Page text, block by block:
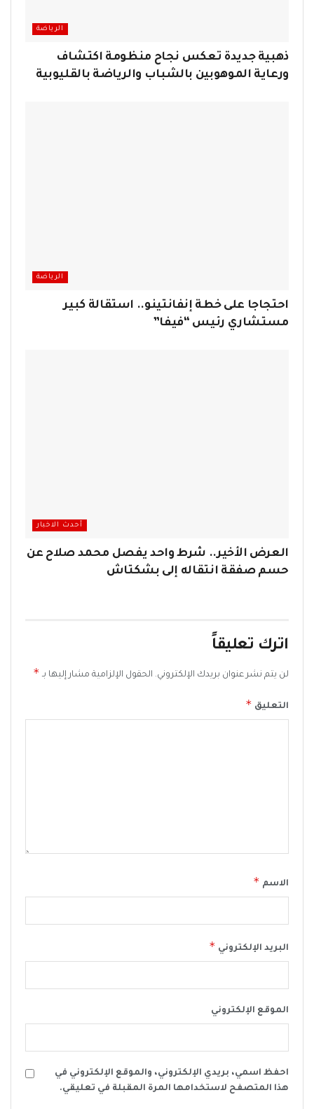
الرياضة
ذهبية جديدة تعكس نجاح منظومة اكتشاف
ورعاية الموهوبين بالشباب والرياضة بالقليوبية
الرياضة
احتجاجا على خطة إنفانتينو.. استقالة كبير
مستشاري رئيس “فيفا”
أحدث الاخبار
العرض الأخير.. شرط واحد يفصل محمد صلاح عن
حسم صفقة انتقاله إلى بشكتاش
اترك تعليقاً
لن يتم نشر عنوان بريدك الإلكتروني. الحقول الإلزامية مشار إليها بـ *
التعليق *
الاسم *
البريد الإلكتروني *
الموقع الإلكتروني
احفظ اسمي، بريدي الإلكتروني، والموقع الإلكتروني في
هذا المتصفح لاستخدامها المرة المقبلة في تعليقي.